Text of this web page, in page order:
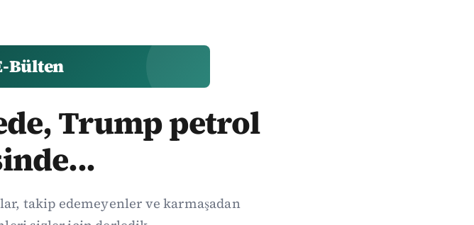
Bülten
Trump petrol
takip edemeyenler ve karmaşadan